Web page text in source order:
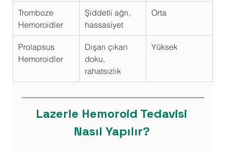
Tromboze
Hemoroidler
Şiddetli ağrı,
hassasiyet
Orta
Prolapsus
Hemoroidler
Dışarı çıkan
doku,
rahatsızlık
Yüksek
Lazerle Hemoroid Tedavisi
Nasıl Yapılır?